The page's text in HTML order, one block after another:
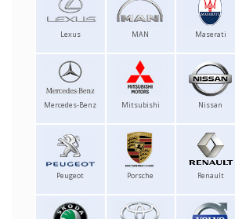
Lexus MAN Maserati
Mercedes-Benz Mitsubishi Nissan
Peugeot Porsche Renault